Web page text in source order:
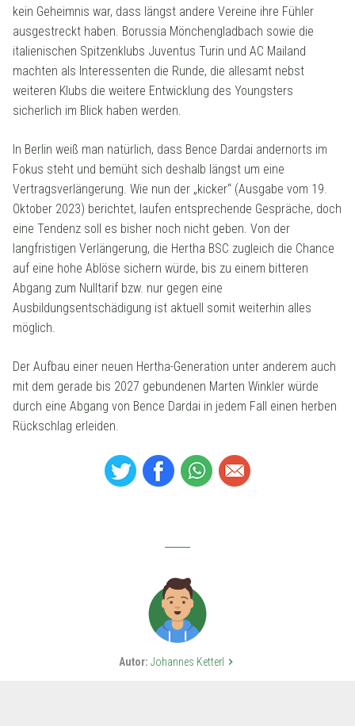
kein Geheimnis war, dass längst andere Vereine ihre Fühler
ausgestreckt haben. Borussia Mönchengladbach sowie die
italienischen Spitzenklubs Juventus Turin und AC Mailand
machten als Interessenten die Runde, die allesamt nebst
weiteren Klubs die weitere Entwicklung des Youngsters
sicherlich im Blick haben werden.
In Berlin weiß man natürlich, dass Bence Dardai andernorts im
Fokus steht und bemüht sich deshalb längst um eine
Vertragsverlängerung. Wie nun der „kicker“ (Ausgabe vom 19.
Oktober 2023) berichtet, laufen entsprechende Gespräche, doch
eine Tendenz soll es bisher noch nicht geben. Von der
langfristigen Verlängerung, die Hertha BSC zugleich die Chance
auf eine hohe Ablöse sichern würde, bis zu einem bitteren
Abgang zum Nulltarif bzw. nur gegen eine
Ausbildungsentschädigung ist aktuell somit weiterhin alles
möglich.
Der Aufbau einer neuen Hertha-Generation unter anderem auch
mit dem gerade bis 2027 gebundenen Marten Winkler würde
durch eine Abgang von Bence Dardai in jedem Fall einen herben
Rückschlag erleiden.
Autor: Johannes Ketterl keyboard_arrow_right